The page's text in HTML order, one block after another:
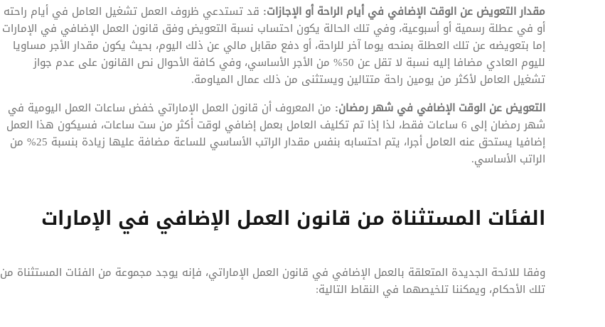
مقدار التعويض عن الوقت الإضافي في أيام الراحة أو الإجازات: قد تستدعي ظروف العمل تشغيل العامل في أيام راحته
أو في عطلة رسمية أو أسبوعية، وفي تلك الحالة يكون احتساب نسبة التعويض وفق قانون العمل الإضافي في الإمارات
إما بتعويضه عن تلك العطلة بمنحه يوما آخر للراحة، أو دفع مقابل مالي عن ذلك اليوم، بحيث يكون مقدار الأجر مساويا
لليوم العادي مضافا إليه نسبة لا تقل عن 50% من الأجر الأساسي، وفي كافة الأحوال نص القانون على عدم جواز
تشغيل العامل لأكثر من يومين راحة متتالين ويستثنى من ذلك عمال المياومة.
التعويض عن الوقت الإضافي في شهر رمضان: من المعروف أن قانون العمل الإماراتي خفض ساعات العمل اليومية في
شهر رمضان إلى 6 ساعات فقط، لذا إذا تم تكليف العامل بعمل إضافي لوقت أكثر من ست ساعات، فسيكون هذا العمل
إضافيا يستحق عنه العامل أجرا، يتم احتسابه بنفس مقدار الراتب الأساسي للساعة مضافة عليها زيادة بنسبة 25% من
الراتب الأساسي.
الفئات المستثناة من قانون العمل الإضافي في الإمارات
وفقا للائحة الجديدة المتعلقة بالعمل الإضافي في قانون العمل الإماراتي، فإنه يوجد مجموعة من الفئات المستثناة من
تلك الأحكام، ويمكننا تلخيصهما في النقاط التالية: